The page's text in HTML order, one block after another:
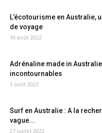
L’écotourisme en Australie,
de voyage
10 août 2022
Adrénaline made in
incontournables
3 août 2022
Surf en Australie : A la
vague...
27 juillet 2022